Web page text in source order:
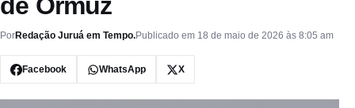
PorRedação Juruá em Tempo.Publicado em 18 de maio de 2026 às 8:05 am
Facebook WhatsApp X